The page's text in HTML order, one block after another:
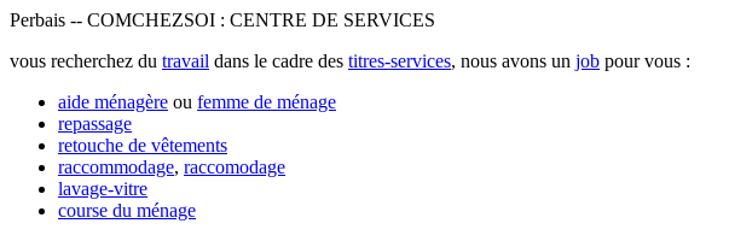
Perbais -- COMCHEZSOI : CENTRE DE SERVICES
vous recherchez du travail dans le cadre des titres-services, nous avons un job pour vous :
aide ménagère ou femme de ménage
repassage
retouche de vêtements
raccommodage, raccomodage
lavage-vitre
course du ménage